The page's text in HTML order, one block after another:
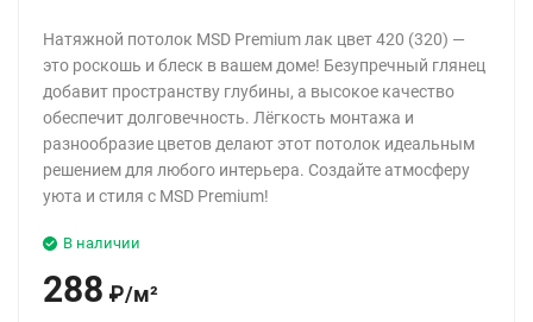
Натяжной потолок MSD Premium лак цвет 420 (320) —
это роскошь и блеск в вашем доме! Безупречный глянец
добавит пространству глубины, а высокое качество
обеспечит долговечность. Лёгкость монтажа и
разнообразие цветов делают этот потолок идеальным
решением для любого интерьера. Создайте атмосферу
уюта и стиля с MSD Premium!
В наличии
288 ₽/м²